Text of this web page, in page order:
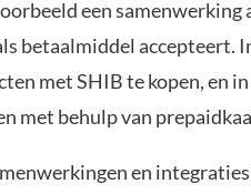
een
betaalmiddel accepteert.
met SHIB te kopen, en
met behulp van
en